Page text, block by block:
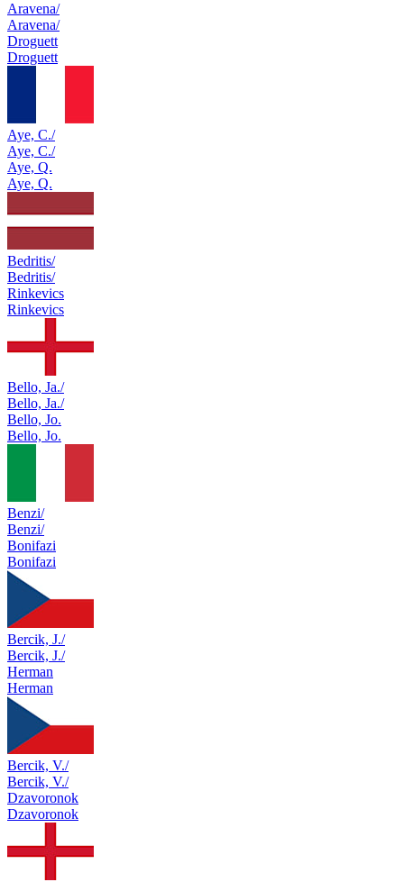
Aravena/
Aravena/
Droguett
Droguett
Aye, C./
Aye, C./
Aye, Q.
Aye, Q.
Bedritis/
Bedritis/
Rinkevics
Rinkevics
Bello, Ja./
Bello, Ja./
Bello, Jo.
Bello, Jo.
Benzi/
Benzi/
Bonifazi
Bonifazi
Bercik, J./
Bercik, J./
Herman
Herman
Bercik, V./
Bercik, V./
Dzavoronok
Dzavoronok